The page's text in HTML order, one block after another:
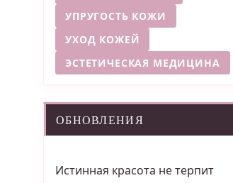
УПРУГОСТЬ КОЖИ
УХОД КОЖЕЙ
ЭСТЕТИЧЕСКАЯ МЕДИЦИНА
ОБНОВЛЕНИЯ
Истинная красота не терпит